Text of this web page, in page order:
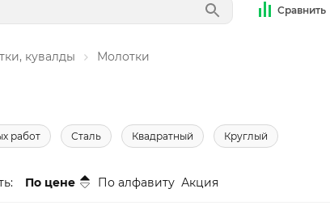
Сравнить
кувалды Молотки
работ Сталь Квадратный Круглый
По цене По алфавиту Акция